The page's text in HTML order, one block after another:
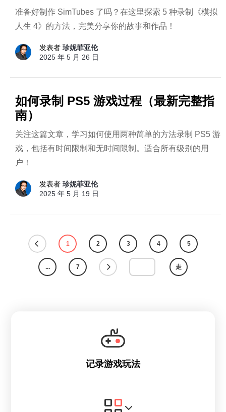
准备好制作 SimTubes 了吗？在这里探索 5 种录制《模拟
人生 4》的方法，完美分享你的故事和作品！
发表者 珍妮菲亚伦
2025 年 5 月 26 日
如何录制 PS5 游戏过程（最新完整指
南）
关注这篇文章，学习如何使用两种简单的方法录制 PS5 游
戏，包括有时间限制和无时间限制。适合所有级别的用
户！
发表者 珍妮菲亚伦
2025 年 5 月 19 日
1 2 3 4 5
... 7 走
记录游戏玩法